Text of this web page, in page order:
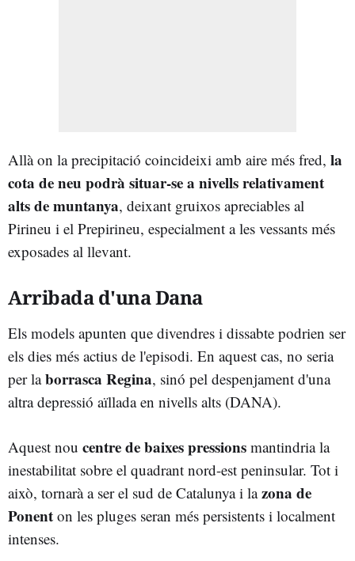
Allà on la precipitació coincideixi amb aire més fred, la
cota de neu podrà situar-se a nivells relativament
alts de muntanya, deixant gruixos apreciables al
Pirineu i el Prepirineu, especialment a les vessants més
exposades al llevant.
Arribada d'una Dana
Els models apunten que divendres i dissabte podrien ser
els dies més actius de l'episodi. En aquest cas, no seria
per laborrasca Regina, sinó pel despenjament d'una
altra depressió aïllada en nivells alts (DANA).
Aquest nou centre de baixes pressions mantindria la
inestabilitat sobre el quadrant nord-est peninsular. Tot i
això, tornarà a ser el sud de Catalunya i lazona de
Ponent on les pluges seran més persistents i localment
intenses.